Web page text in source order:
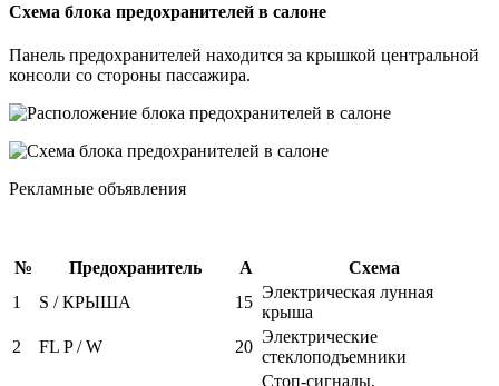
Схема блока предохранителей в салоне
Панель предохранителей находится за крышкой центральной
консоли со стороны пассажира.
Рекламные объявления
№ Предохранитель А
Схема
1
S / КРЫША 15
Электрическая лунная
крыша
2
FL P / W 20
Электрические
стеклоподъемники
Стоп-сигналы,